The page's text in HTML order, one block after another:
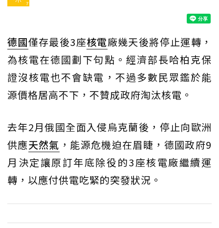
德國僅存最後3座核電廠幾天後將停止運轉，
為核電在德國劃下句點。經濟部長哈柏克保
證沒核電也不會缺電，不過多數民眾鑑於能
源價格居高不下，不贊成政府淘汰核電。
去年2月俄國全面入侵烏克蘭後，停止向歐洲
供應天然氣 ，能源危機迫在眉睫，德國政府9
月決定讓原訂年底除役的3座核電廠繼續運
轉，以應付供電吃緊的突發狀況。